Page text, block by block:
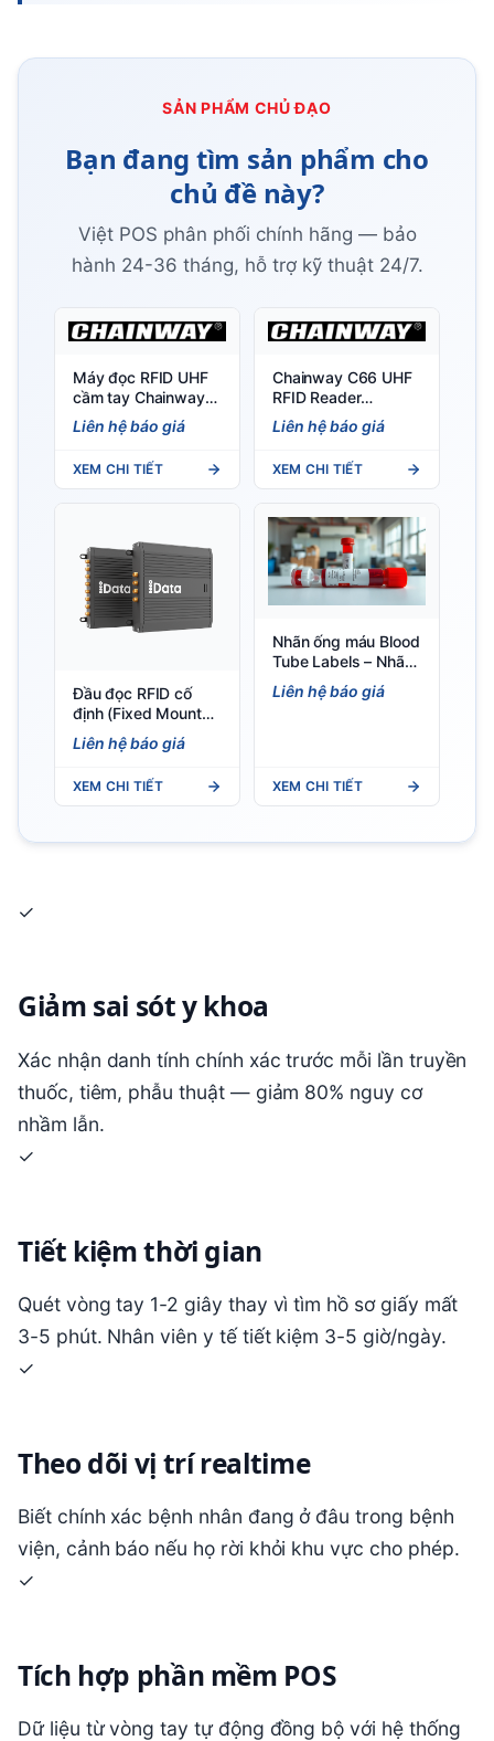
SẢN PHẨM CHỦ ĐẠO
Bạn đang tìm sản phẩm cho
chủ đề này?
Việt POS phân phối chính hãng — bảo
hành 24-36 tháng, hỗ trợ kỹ thuật 24/7.
Máy đọc RFID UHF
cầm tay Chainway
C66 (Android 11/13)
- Tích hợp RFID, nhẹ
Liên hệ báo giá
XEM CHI TIẾT
Chainway C66 UHF
RFID Reader
(Android 11/13) –
Đầu đọc RFID UHF
Liên hệ báo giá
XEM CHI TIẾT
Đầu đọc RFID cố
định (Fixed Mount
Reader) Đầu đọc
RFID cố định iData
RFID Reader
Liên hệ báo giá
XEM CHI TIẾT
Nhãn ống máu Blood
Tube Labels – Nhãn
định danh mẫu bệnh
phẩm y tế
Liên hệ báo giá
XEM CHI TIẾT
✓
Giảm sai sót y khoa
Xác nhận danh tính chính xác trước mỗi lần truyền
thuốc, tiêm, phẫu thuật — giảm 80% nguy cơ
nhầm lẫn.
✓
Tiết kiệm thời gian
Quét vòng tay 1-2 giây thay vì tìm hồ sơ giấy mất
3-5 phút. Nhân viên y tế tiết kiệm 3-5 giờ/ngày.
✓
Theo dõi vị trí realtime
Biết chính xác bệnh nhân đang ở đâu trong bệnh
viện, cảnh báo nếu họ rời khỏi khu vực cho phép.
✓
Tích hợp phần mềm POS
Dữ liệu từ vòng tay tự động đồng bộ với hệ thống